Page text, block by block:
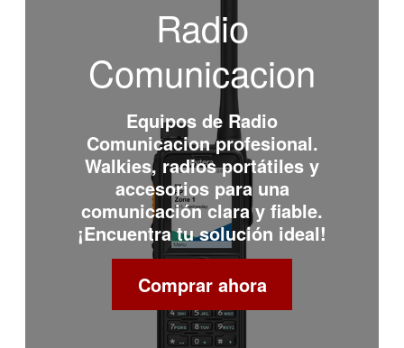
Radio
Comunicacion
Equipos de Radio
Comunicacionprofesional.
Walkies, radios portátiles y
accesorios para una
comunicación clara y fiable.
¡Encuentra tu solución ideal!
Comprar ahora